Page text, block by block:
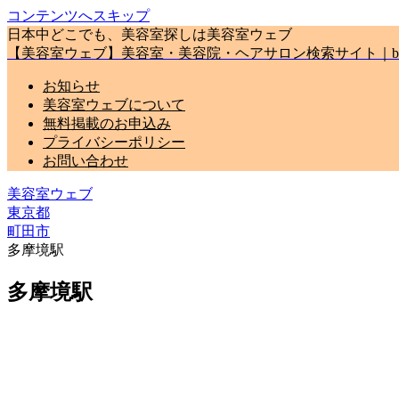
コンテンツへスキップ
日本中どこでも、美容室探しは美容室ウェブ
【美容室ウェブ】美容室・美容院・ヘアサロン検索サイト｜
お知らせ
美容室ウェブについて
無料掲載のお申込み
プライバシーポリシー
お問い合わせ
美容室ウェブ
東京都
町田市
多摩境駅
多摩境駅